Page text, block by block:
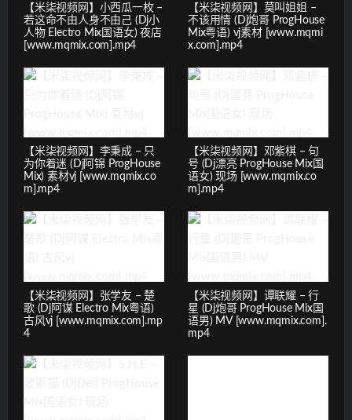
【米柒视频网】小西瓜一枚 –
若这命不由人身不由己 (Dj小
人物 Electro Mix国语女) 夜店
[www.mqmix.com].mp4
【米柒视频网】莫叫姐姐 –
不该用情 (Dj炮哥 ProgHouse
Mix粤语) vj素材 [www.mqmi
x.com].mp4
【米柒视频网】李秉成 – 只
为你着迷 (Dj阿锦 ProgHouse
Mix) 素材vj [www.mqmix.co
m].mp4
【米柒视频网】邓紫棋 – 句
号 (Dj漂亮 ProgHouse Mix国
语女) 现场 [www.mqmix.co
m].mp4
【米柒视频网】张学友 – 楚
歌 (Dj阿谋 Electro Mix粤语)
古风vj [www.mqmix.com].mp
4
【米柒视频网】谭联耀 – 行
星 (Dj炮哥 ProgHouse Mix国
语男) MV [www.mqmix.com].
mp4